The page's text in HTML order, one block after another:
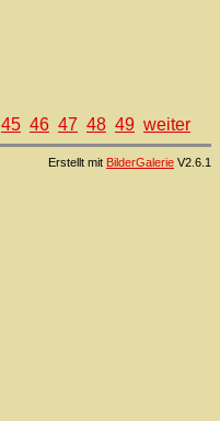
45 46 47 48 49 weiter
Erstellt mit BilderGalerie V2.6.1